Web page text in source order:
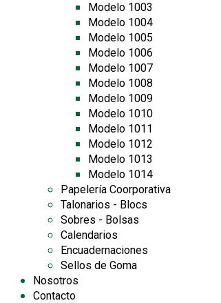
Modelo 1003
Modelo 1004
Modelo 1005
Modelo 1006
Modelo 1007
Modelo 1008
Modelo 1009
Modelo 1010
Modelo 1011
Modelo 1012
Modelo 1013
Modelo 1014
Papelería Coorporativa
Talonarios - Blocs
Sobres - Bolsas
Calendarios
Encuadernaciones
Sellos de Goma
Nosotros
Contacto